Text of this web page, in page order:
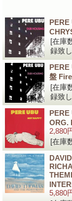
PERE
[在庫
録致
PERE
盤
[在庫
録致
PERE
ORG.
2,880
[在庫
5,880